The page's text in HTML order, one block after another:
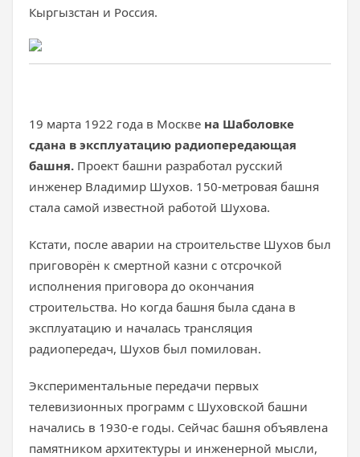
Кыргызстан и Россия.
19 марта 1922 года в Москве на Шаболовке
сдана в эксплуатацию радиопередающая
башня. Проект башни разработал русский
инженер Владимир Шухов. 150-метровая башня
стала самой известной работой Шухова.
Кстати, после аварии на строительстве Шухов был
приговорён к смертной казни с отсрочкой
исполнения приговора до окончания
строительства. Но когда башня была сдана в
эксплуатацию и началась трансляция
радиопередач, Шухов был помилован.
Экспериментальные передачи первых
телевизионных программ с Шуховской башни
начались в 1930-е годы. Сейчас башня объявлена
памятником архитектуры и инженерной мысли,